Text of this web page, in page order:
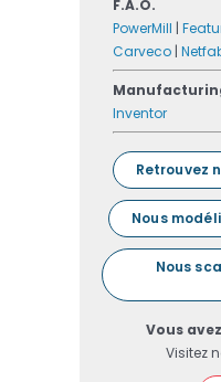
F.A.O.
PowerMill |
Carveco |
Inventor
Retrouvez
Nous
Nous
Vous
Visitez